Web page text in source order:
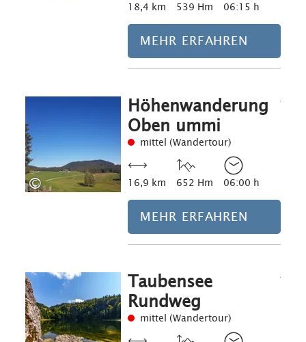
18,4 km 539 Hm 06:15 h
MEHR ERFAHREN
©
Höhenwanderung
Oben ummi
mittel (Wandertour)
16,9 km 652 Hm 06:00 h
MEHR ERFAHREN
Taubensee
Rundweg
mittel (Wandertour)